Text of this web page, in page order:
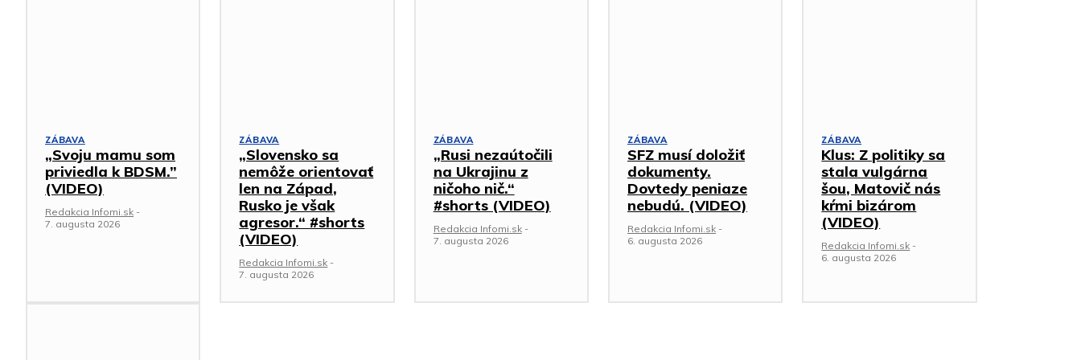
ZÁBAVA
„Svoju mamu som
priviedla k BDSM.”
(VIDEO)
Redakcia Infomi.sk -
7. augusta 2026
ZÁBAVA
„Slovensko sa
nemôže orientovať
len na Západ,
Rusko je však
agresor.“ #shorts
(VIDEO)
Redakcia Infomi.sk -
7. augusta 2026
ZÁBAVA
„Rusi nezaútočili
na Ukrajinu z
ničoho nič.“
#shorts (VIDEO)
Redakcia Infomi.sk -
7. augusta 2026
ZÁBAVA
SFZ musí doložiť
dokumenty.
Dovtedy peniaze
nebudú. (VIDEO)
Redakcia Infomi.sk -
6. augusta 2026
ZÁBAVA
Klus: Z politiky sa
stala vulgárna
šou, Matovič nás
kŕmi bizárom
(VIDEO)
Redakcia Infomi.sk -
6. augusta 2026